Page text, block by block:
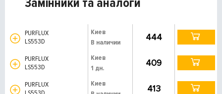
Замінники та аналоги
PURFLUX
LS553D
Киев
В наличии
444
PURFLUX
LS553D
Киев
1 дн.
409
PURFLUX
Киев
413